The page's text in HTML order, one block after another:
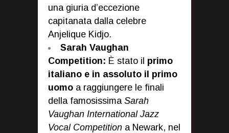
una giuria d’eccezione
capitanata dalla celebre
Anjelique Kidjo.
Sarah Vaughan
Competition: È stato il primo
italiano e in assoluto il primo
uomo a raggiungere le finali
della famosissima Sarah
Vaughan International Jazz
Vocal Competition a Newark, nel